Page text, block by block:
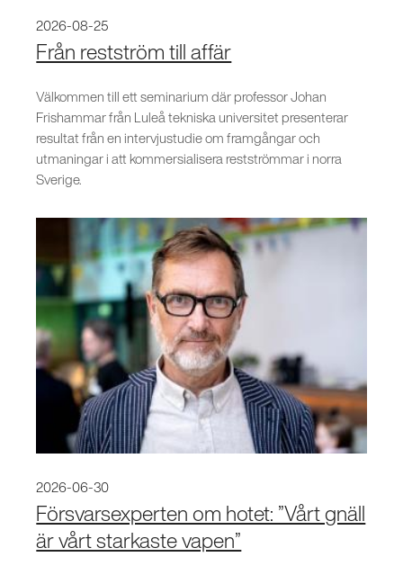
2026-08-25
Från restström till affär
Välkommen till ett seminarium där professor Johan
Frishammar från Luleå tekniska universitet presenterar
resultat från en intervjustudie om framgångar och
utmaningar i att kommersialisera restströmmar i norra
Sverige.
2026-06-30
Försvarsexperten om hotet: ”Vårt gnäll
är vårt starkaste vapen”